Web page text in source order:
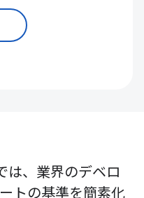
は、業界のデベロ
トの基準を簡素化